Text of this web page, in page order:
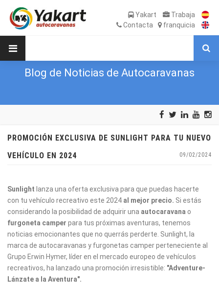
Yakart
Trabaja
Contacta
franquicia
Blog de Noticias de Autocaravanas
PROMOCIÓN EXCLUSIVA DE SUNLIGHT PARA TU NUEVO
VEHÍCULO EN 2024
09/02/2024
Sunlight lanza una oferta exclusiva para que puedas hacerte
con tu vehículo recreativo este 2024 al mejor precio. Si estás
considerando la posibilidad de adquirir una autocaravana o
furgoneta camper para tus próximas aventuras, tenemos
noticias emocionantes que no querrás perderte. Sunlight, la
marca de autocaravanas y furgonetas camper perteneciente al
Grupo Erwin Hymer, líder en el mercado europeo de vehículos
recreativos, ha lanzado una promoción irresistible: "Adventure-
Lánzate a la Aventura".